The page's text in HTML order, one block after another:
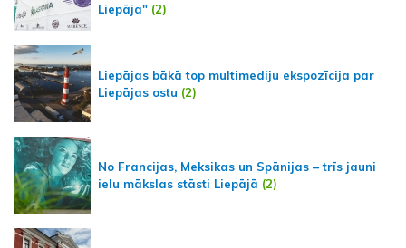
Liepāja" (2)
Liepājas bākā top multimediju ekspozīcija par
Liepājas ostu (2)
No Francijas, Meksikas un Spānijas – trīs jauni
ielu mākslas stāsti Liepājā (2)